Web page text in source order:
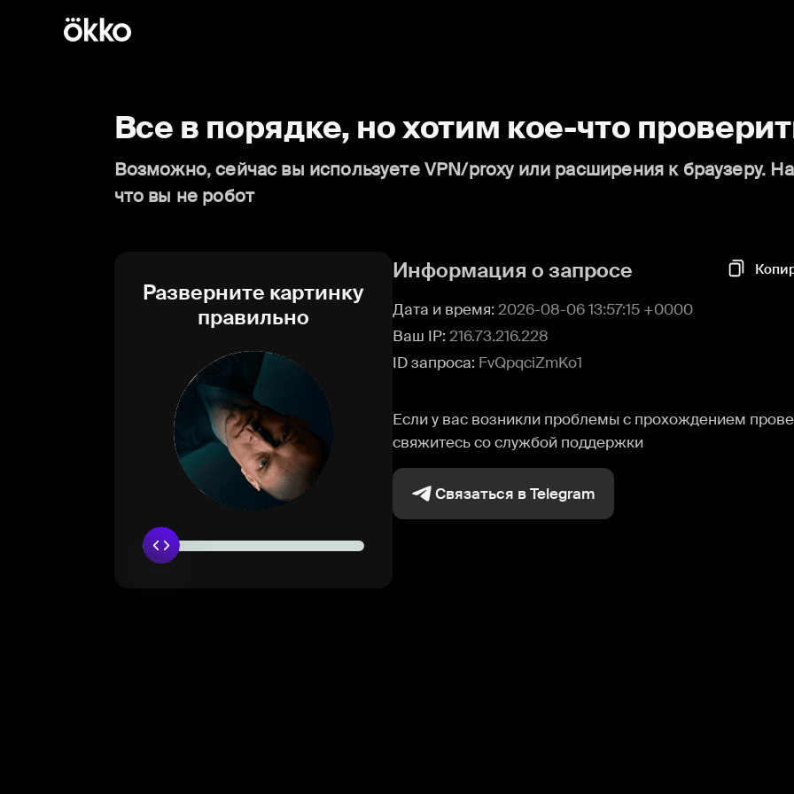
Все в порядке, но хотим кое-что
Возможно, сейчас вы используете VPN/proxy или расширения к браузеру.
что вы не робот
Разверните картинку
правильно
Информация о запросе
Дата и время: 2026-08-06 13:57:15 +0000
Ваш IP: 216.73.216.228
ID запроса: FvQpqciZmKo1
Если у вас возникли проблемы с прохождением
свяжитесь со службой поддержки
Связаться в Telegram